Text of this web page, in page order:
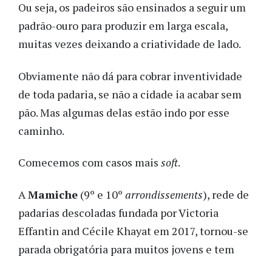
Ou seja, os padeiros são ensinados a seguir um
padrão-ouro para produzir em larga escala,
muitas vezes deixando a criatividade de lado.
Obviamente não dá para cobrar inventividade
de toda padaria, se não a cidade ia acabar sem
pão. Mas algumas delas estão indo por esse
caminho.
Comecemos com casos mais soft.
AMamiche (9º e 10º arrondissements), rede de
padarias descoladas fundada por Victoria
Effantin and Cécile Khayat em 2017, tornou-se
parada obrigatória para muitos jovens e tem